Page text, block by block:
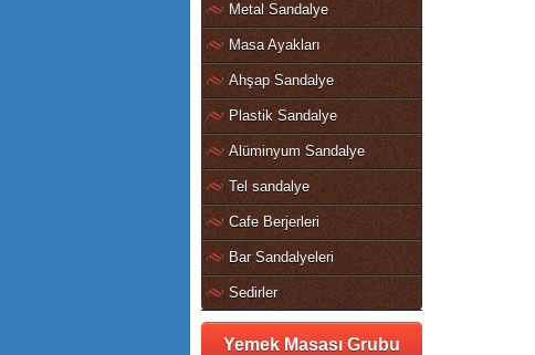
Metal Sandalye
Masa Ayakları
Ahşap Sandalye
Plastik Sandalye
Alüminyum Sandalye
Tel sandalye
Cafe Berjerleri
Bar Sandalyeleri
Sedirler
Yemek Masası Grubu